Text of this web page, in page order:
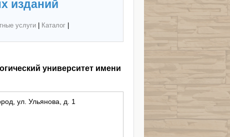
изданий
услуги| Каталог|
университет имени
ул. Ульянова, д. 1